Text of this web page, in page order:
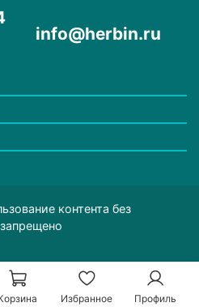
info@herbin.ru
контента без
Избранное Профиль